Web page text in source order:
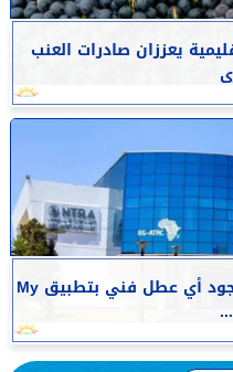
يعززان صادرات العنب
تنظيم الاتصالات في مصر: عدم وجود أي عطل فني بتطبيق My